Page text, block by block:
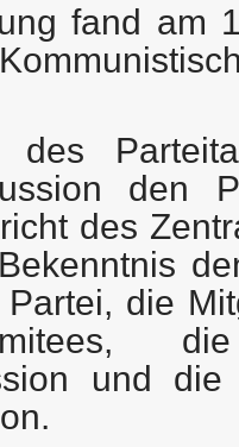
fand am
des
den
des
die
und